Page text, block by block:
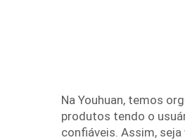
Na Youhuan, temos
produtos tendo o
confiáveis. Assim,